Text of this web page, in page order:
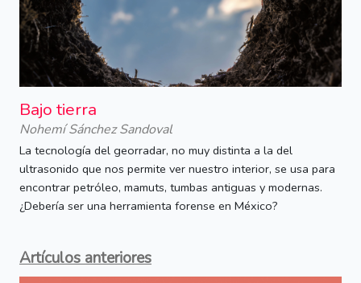
Bajo tierra
Nohemí Sánchez Sandoval
La tecnología del georradar, no muy distinta a la del
ultrasonido que nos permite ver nuestro interior, se usa para
encontrar petróleo, mamuts, tumbas antiguas y modernas.
¿Debería ser una herramienta forense en México?
Artículos anteriores